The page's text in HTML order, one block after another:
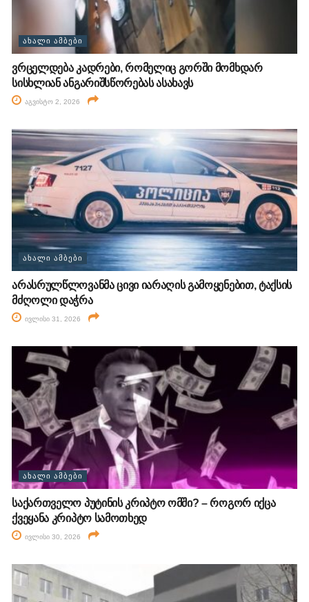
ᲐᲮᲐᲚᲘ ᲐᲛᲑᲔᲑᲘ
ვრცელდება კადრები, რომელიც გორში მომხდარ
სისხლიან ანგარიშსწორებას ასახავს
აგვისტო 2, 2026
ᲐᲮᲐᲚᲘ ᲐᲛᲑᲔᲑᲘ
არასრულწლოვანმა ცივი იარაღის გამოყენებით, ტაქსის
მძღოლი დაჭრა
ივლისი 31, 2026
ᲐᲮᲐᲚᲘ ᲐᲛᲑᲔᲑᲘ
საქართველო პუტინის კრიპტო ომში? – როგორ იქცა
ქვეყანა კრიპტო სამოთხედ
ივლისი 30, 2026